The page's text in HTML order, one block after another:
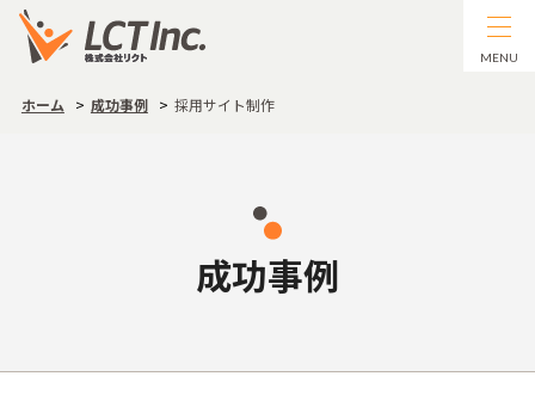
MENU
ホーム 成功事例 採用サイト制作
成功事例